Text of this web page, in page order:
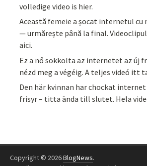
volledige video is hier.
Această femeie a șocat internetul cu
— urmărește până la final.
aici.
Ez a nő sokkolta az internetet az új
nézd meg a végéig. A teljes videó itt
Den här kvinnan har chockat internet
frisyr – titta ända till slutet. Hela
Copyright © 2026BlogNews.